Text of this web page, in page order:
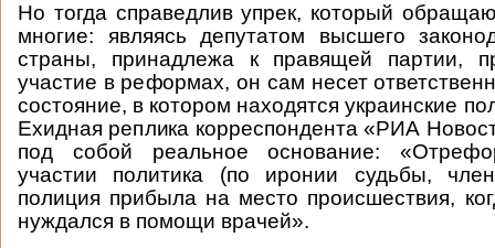
Но тогда справедлив упрек, который
многие: являясь депутатом высшего
страны, принадлежа к правящей партии,
участие в реформах, он сам несет
состояние, в котором находятся украинские
Ехидная реплика корреспондента «РИА
под собой реальное основание:
участии политика (по иронии судьбы,
полиция прибыла на место происшествия,
нуждался в помощи врачей».